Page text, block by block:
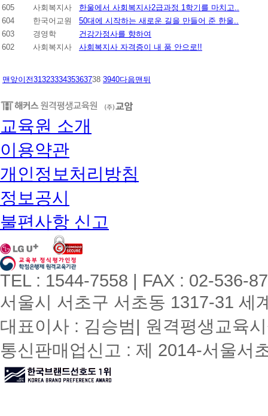
605
사회복지사
한울에서 사회복지사2급과정 1학기를 마치고..
604
한국어교원
50대에 시작하는 새로운 길을 만들어 준 한울..
603
경영학
건강가정사를 향하여
602
사회복지사 사회복지사 자격증이 내 품 안으로!!
맨앞이전3132333435363738 3940다음맨뒤
교육원 소개
이용약관
개인정보처리방침
정보공시
불편사항 신고
TEL : 1544-7558 | FAX : 02-536-
서울시 서초구 서초동 1317-31 세
대표이사 : 김승범| 원격평생교육
통신판매업신고 : 제 2014-서울서